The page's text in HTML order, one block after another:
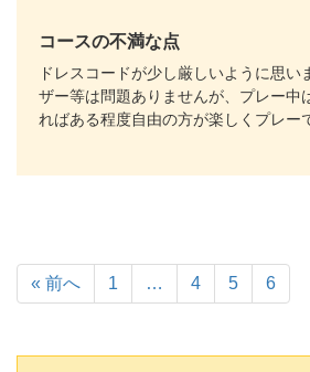
コースの不満な点
ドレスコードが少し厳しいように思い
ザー等は問題ありませんが、プレー中
ればある程度自由の方が楽しくプレー
« 前へ 1 … 4 5 6